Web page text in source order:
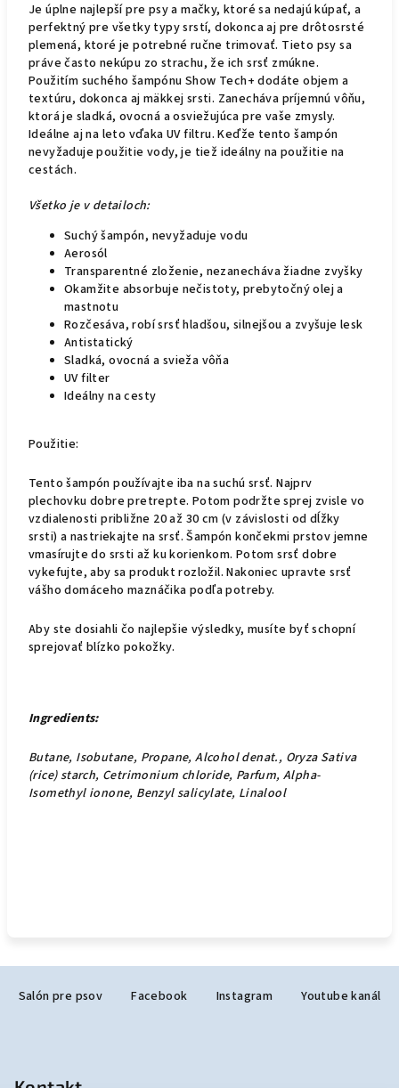
Je úplne najlepší pre psy a mačky, ktoré sa nedajú kúpať, a
perfektný pre všetky typy srstí, dokonca aj pre drôtosrsté
plemená, ktoré je potrebné ručne trimovať. Tieto psy sa
práve často nekúpu zo strachu, že ich srsť zmúkne.
Použitím suchého šampónu Show Tech+ dodáte objem a
textúru, dokonca aj mäkkej srsti. Zanecháva príjemnú vôňu,
ktorá je sladká, ovocná a osviežujúca pre vaše zmysly.
Ideálne aj na leto vďaka UV filtru. Keďže tento šampón
nevyžaduje použitie vody, je tiež ideálny na použitie na
cestách.
Všetko je v detailoch:
Suchý šampón, nevyžaduje vodu
Aerosól
Transparentné zloženie, nezanecháva žiadne zvyšky
Okamžite absorbuje nečistoty, prebytočný olej a
mastnotu
Rozčesáva, robí srsť hladšou, silnejšou a zvyšuje lesk
Antistatický
Sladká, ovocná a svieža vôňa
UV filter
Ideálny na cesty
Použitie:
Tento šampón používajte iba na suchú srsť. Najprv
plechovku dobre pretrepte. Potom podržte sprej zvisle vo
vzdialenosti približne 20 až 30 cm (v závislosti od dĺžky
srsti) a nastriekajte na srsť. Šampón končekmi prstov jemne
vmasírujte do srsti až ku korienkom. Potom srsť dobre
vykefujte, aby sa produkt rozložil. Nakoniec upravte srsť
vášho domáceho maznáčika podľa potreby.
Aby ste dosiahli čo najlepšie výsledky, musíte byť schopní
sprejovať blízko pokožky.
Ingredients:
Butane, Isobutane, Propane, Alcohol denat., Oryza Sativa
(rice) starch, Cetrimonium chloride, Parfum, Alpha-
Isomethyl ionone, Benzyl salicylate, Linalool
Salón pre psov Facebook Instagram Youtube kanál